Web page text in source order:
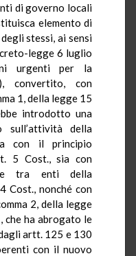
di governo locali
elemento di
stessi, ai sensi
legge 6 luglio
urgenti per la
convertito, con
1, della legge 15
introdotto una
della
con il principio
5 Cost., sia con
tra enti della
Cost., nonché con
2, della legge
che ha abrogato le
artt. 125 e 130
con il nuovo